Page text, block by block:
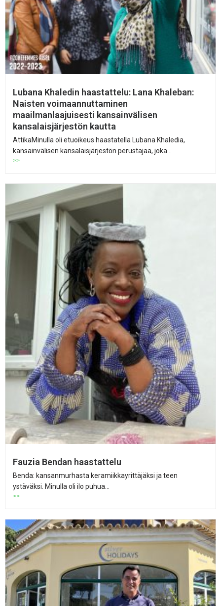
Lubana Khaledin haastattelu: Lana Khaleban:
Naisten voimaannuttaminen
maailmanlaajuisesti kansainvälisen
kansalaisjärjestön kautta
AttikaMinulla oli etuoikeus haastatella Lubana Khaledia,
kansainvälisen kansalaisjärjestön perustajaa, joka...
>>
Fauzia Bendan haastattelu
Benda: kansanmurhasta keramiikkayrittäjäksi ja teen
ystäväksi. Minulla oli ilo puhua...
>>